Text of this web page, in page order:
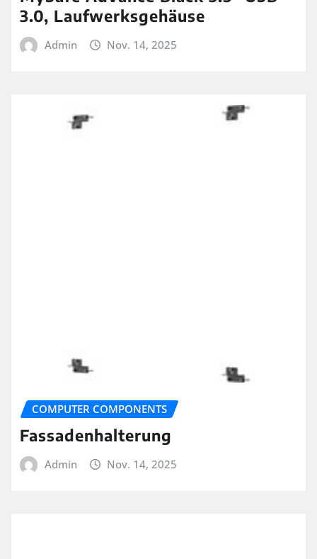
3.0, Laufwerksgehäuse
Admin Nov. 14, 2025
COMPUTER COMPONENTS
Fassadenhalterung
Admin Nov. 14, 2025